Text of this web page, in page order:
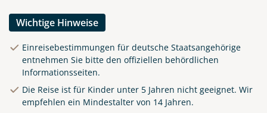
Wichtige Hinweise
Einreisebestimmungen für deutsche Staatsangehörige
entnehmen Sie bitte den offiziellen behördlichen
Informationsseiten.
Die Reise ist für Kinder unter 5 Jahren nicht geeignet. Wir
empfehlen ein Mindestalter von 14 Jahren.